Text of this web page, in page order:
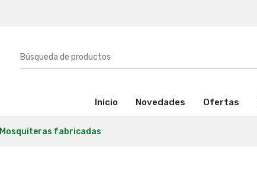
Inicio (activo)Novedades Ofertas
Mosquiteras fabricadas